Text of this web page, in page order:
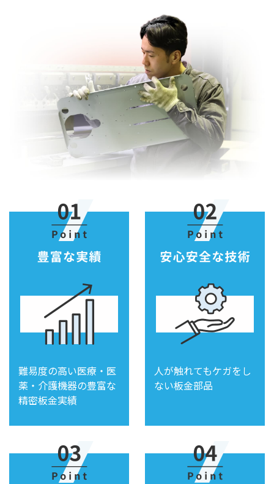
難易度の高い医療・医
薬・介護機器の豊富な
精密板金実績
人が触れてもケガをし
ない板金部品